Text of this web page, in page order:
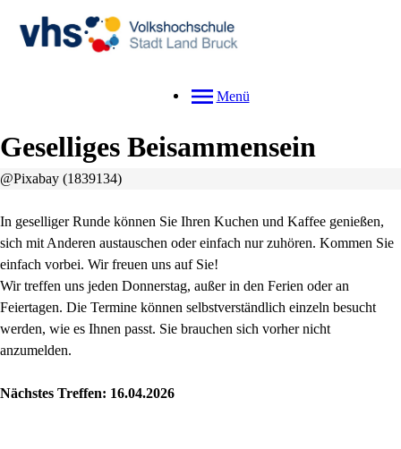
Menü
Geselliges Beisammensein
@Pixabay (1839134)
In geselliger Runde können Sie Ihren Kuchen und Kaffee genießen,
sich mit Anderen austauschen oder einfach nur zuhören. Kommen Sie
einfach vorbei. Wir freuen uns auf Sie!
Wir treffen uns jeden Donnerstag, außer in den Ferien oder an
Feiertagen. Die Termine können selbstverständlich einzeln besucht
werden, wie es Ihnen passt. Sie brauchen sich vorher nicht
anzumelden.
Nächstes Treffen: 16.04.2026